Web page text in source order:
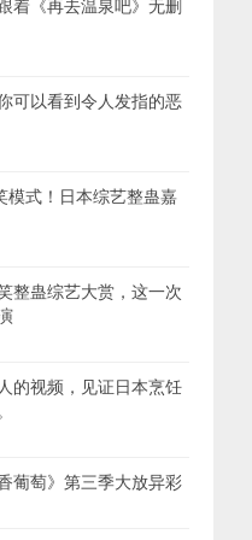
着《再去温泉吧》无删
可以看到令人发指的恶
模式！日本综艺整蛊嘉
整蛊综艺大赏，这一次
的视频，见证日本烹饪
葡萄》第三季大放异彩